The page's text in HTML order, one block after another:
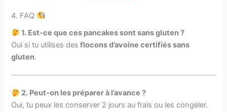
4. FAQ
1. Est-ce que ces pancakes sont sans gluten ?
Oui si tu utilises des flocons d’avoine certifiés sans
gluten.
2. Peut-on les préparer à l’avance ?
Oui, tu peux les conserver 2 jours au frais ou les congeler.